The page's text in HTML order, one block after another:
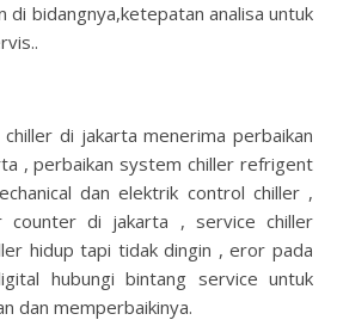
di bidangnya,ketepatan analisa untuk
di jakarta menerima perbaikan
, perbaikan system chiller refrigent
dan elektrik control chiller ,
counter di jakarta , service chiller
hidup tapi tidak dingin , eror pada
hubungi bintang service untuk
dan memperbaikinya.